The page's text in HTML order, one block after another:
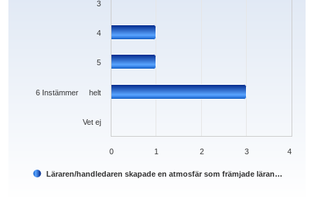
Läraren/handledaren skapade en atmosfär som främjade läran…
Vet ej
6 Instämmer helt
5
4
3
0 1 2 3 4